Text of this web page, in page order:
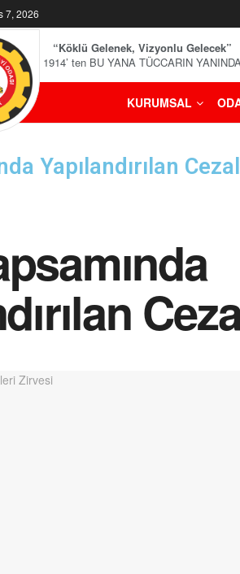
7, 2026
“Köklü Gelenek, Vizyonlu Gelecek”
1914’ ten BU YANA TÜCCARIN YANINDA
KURUMSAL
Yapılandırılan